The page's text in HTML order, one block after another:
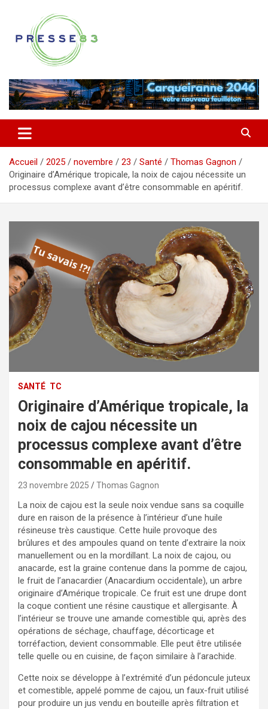
contenu
Presse 83
Accueil 2025 novembre 23 Santé
Thomas Gagnon
Originaire d’Amérique tropicale, la noix de cajou nécessite un
processus complexe avant d’être consommable en apéritif.
SANTÉ TC
Originaire d’Amérique tropicale, la
noix de cajou nécessite un
processus complexe avant d’être
consommable en apéritif.
23 novembre 2025 Thomas Gagnon
La noix de cajou est la seule noix vendue sans sa coquille
dure en raison de la présence à l’intérieur d’une huile
résineuse très caustique. Cette huile provoque des
brûlures et des ampoules quand on tente d’extraire la noix
manuellement ou en la mordillant. La noix de cajou, ou
anacarde, est la graine contenue dans la pomme de cajou,
le fruit de l’anacardier (Anacardium occidentale), un arbre
originaire d’Amérique tropicale. Ce fruit est une drupe dont
la coque contient une résine caustique et allergisante. À
l’intérieur se trouve une amande comestible qui, après des
opérations de séchage, chauffage, décorticage et
torréfaction, devient consommable. Elle peut être utilisée
telle quelle ou en cuisine, de façon similaire à l’arachide.
Cette noix se développe à l’extrémité d’un pédoncule juteux
et comestible, appelé pomme de cajou, un faux-fruit utilisé
pour produire un jus vendu en bouteille après filtration et